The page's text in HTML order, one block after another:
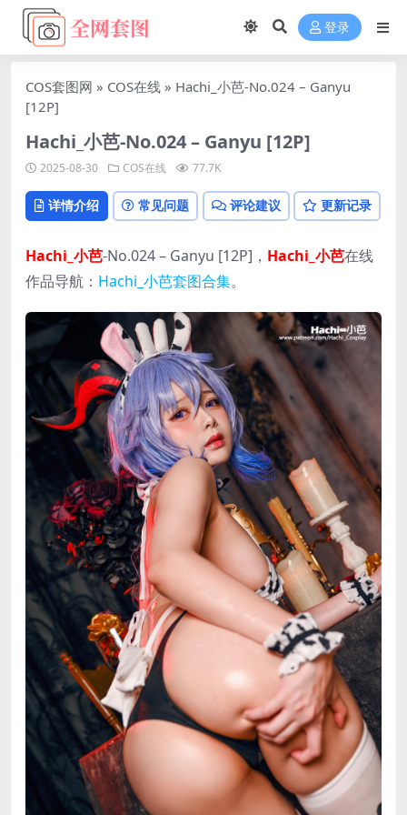
登录
COS套图网 » COS在线 » Hachi_小芭-No.024 – Ganyu
[12P]
Hachi_小芭-No.024 – Ganyu [12P]
2025-08-30 COS在线 77.7K
详情介绍 常见问题 评论建议 更新记录
Hachi_小芭-No.024 – Ganyu [12P]， Hachi_小芭在线
作品导航： Hachi_小芭套图合集。